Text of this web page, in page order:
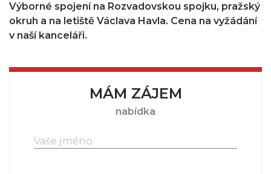
Výborné spojení na Rozvadovskou spojku, pražský
okruh a na letiště Václava Havla. Cena na vyžádání
v naší kanceláři.
MÁM ZÁJEM
nabídka